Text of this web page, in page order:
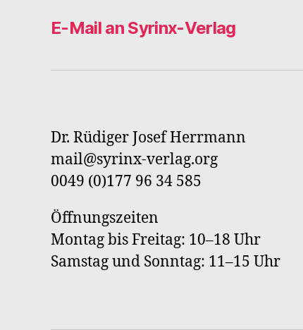
E-Mail an Syrinx-Verlag
Dr. Rüdiger Josef Herrmann
mail@syrinx-verlag.org
0049 (0)177 96 34 585
Öffnungszeiten
Montag bis Freitag: 10–18 Uhr
Samstag und Sonntag: 11–15 Uhr